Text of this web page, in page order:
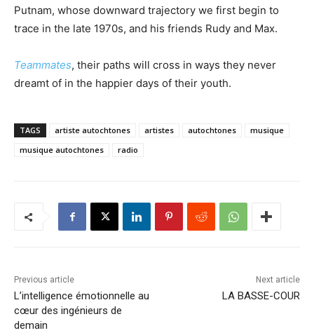
Putnam, whose downward trajectory we first begin to
trace in the late 1970s, and his friends Rudy and Max.
Teammates, their paths will cross in ways they never
dreamt of in the happier days of their youth.
TAGS artiste autochtones artistes autochtones
musique
musique autochtones
radio
Previous article
L’intelligence émotionnelle au
cœur des ingénieurs de
demain
Next article
LA BASSE-COUR